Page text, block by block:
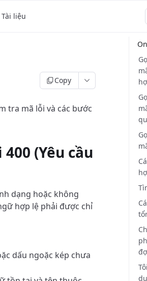
liệu
Copy
tra mã lỗi và các bước
(Yêu cầu
dạng hoặc không
hợp lệ phải được chỉ
dấu ngoặc kép chưa